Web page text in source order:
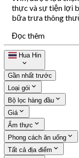
thực và sự tiện lợi
bữa trưa thông
Đọc thêm
Hua Hin
Gần nhất trước
Loại gói
Bộ lọc hàng đầu
Giá
Ẩm thực
Phong cách ăn uống
Tất cả địa điểm